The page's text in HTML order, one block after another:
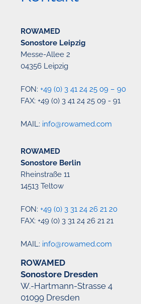
ROWAMED
Sonostore Leipzig
Messe-Allee 2
04356 Leipzig
FON:+49 (0) 3 41 24 25 09 – 90
FAX: +49 (0) 3 41 24 25 09 - 91
MAIL: info@rowamed.com
ROWAMED
Sonostore Berlin
Rheinstraße 11
14513 Teltow
FON:+49 (0) 3 31 24 26 21 20
FAX: +49 (0) 3 31 24 26 21 21
MAIL: info@rowamed.com
ROWAMED
Sonostore Dresden
W.-Hartmann-Strasse 4
01099 Dresden